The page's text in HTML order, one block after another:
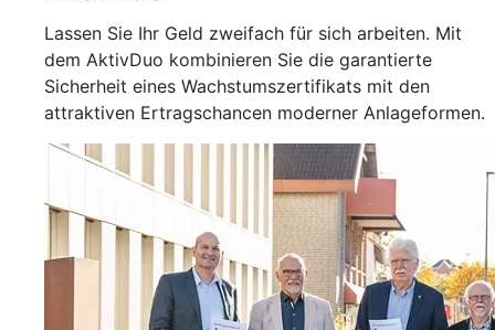
​Lassen Sie Ihr Geld zweifach für sich arbeiten. Mit
dem AktivDuo kombinieren Sie die garantierte
Sicherheit eines Wachstumszertifikats mit den
attraktiven Ertragschancen moderner Anlageformen.